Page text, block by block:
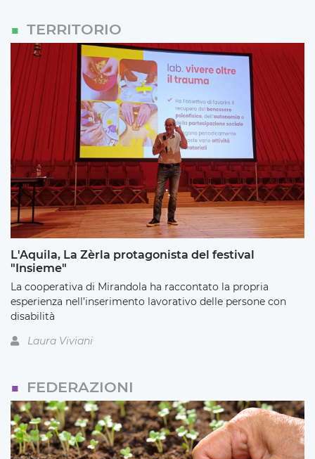
TERRITORIO
L'Aquila, La Zèrla protagonista del festival
"Insieme"
La cooperativa di Mirandola ha raccontato la propria
esperienza nell’inserimento lavorativo delle persone con
disabilità
Laura Viviani
FEDERAZIONI